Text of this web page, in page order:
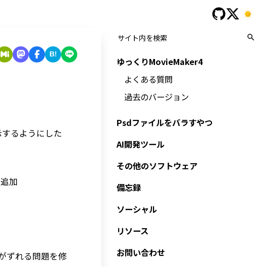
B!
るようにした
加
ずれる問題を修
ゆっくりMovieMaker4
よくある質問
過去のバージョン
Psdファイルをバラすやつ
AI開発ツール
その他のソフトウェア
備忘録
ソーシャル
リソース
お問い合わせ